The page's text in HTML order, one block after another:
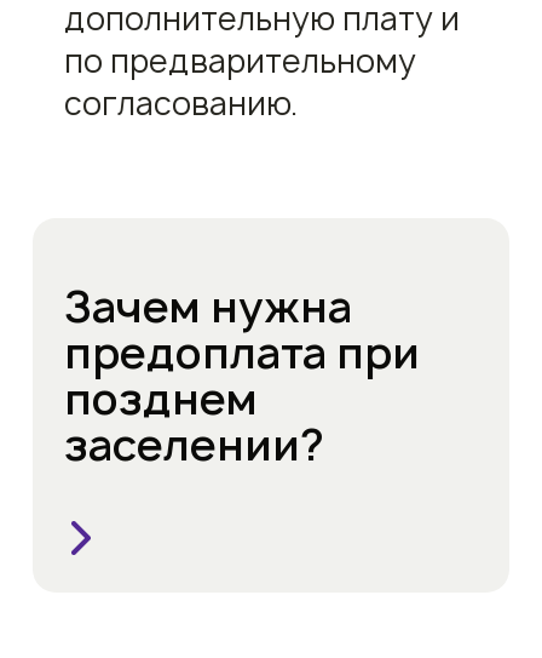
дополнительную плату и
по предварительному
согласованию.
Зачем нужна
предоплата при
позднем
заселении?